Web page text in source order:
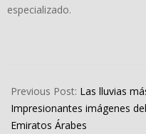
especializado.
04-
17
Previous Post: Las lluvias
Impresionantes imágenes
Emiratos Árabes